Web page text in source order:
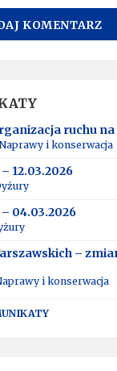
ruchu na
i konserwacja
12.03.2026
04.03.2026
–
i konserwacja